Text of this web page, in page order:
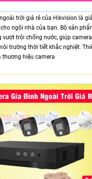
trời giá rẻ của Hikvision là
ngôi nhà của bạn. Bộ sản
vượt trội chống nước, giúp
trường thời tiết khắc nghiệt.
hiệu camera